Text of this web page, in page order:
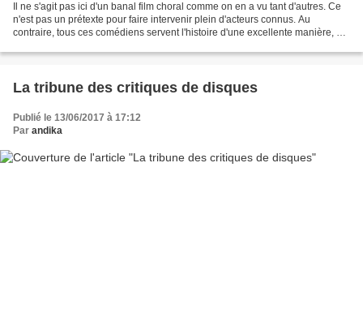
Il ne s'agit pas ici d'un banal film choral comme on en a vu tant d'autres. Ce
n'est pas un prétexte pour faire intervenir plein d'acteurs connus. Au
contraire, tous ces comédiens servent l'histoire d'une excellente manière, car
La tribune des critiques de disques
Publié le 13/06/2017 à 17:12
Par andika